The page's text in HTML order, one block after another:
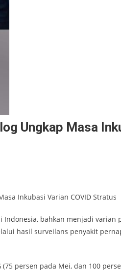
Ungkap Masa
Inkubasi Varian COVID Stratus
Indonesia, bahkan menjadi
hasil surveilans penyakit
persen pada Mei, dan 100